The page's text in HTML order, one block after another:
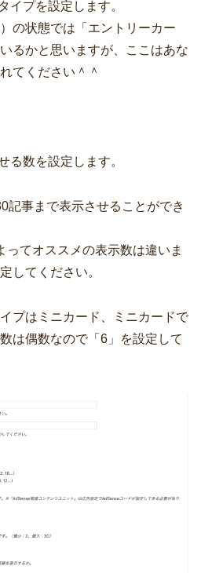
イプを設定します。
の状態では「エントリーカー
るかと思いますが、ここはあな
てください＾＾
る数を設定します。
事まで表示させることができ
てオススメの表示数は違いま
してください。
プはミニカード、ミニカードで
は偶数なので「6」を設定して